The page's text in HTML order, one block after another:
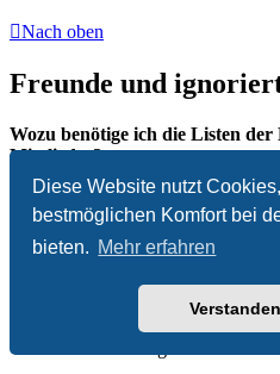
Diese Website nutzt
bestmöglichen Komfort bei
bieten. Mehr erfahren
Nach oben
Freunde und
Wozu benötige ich die Listen
Mitglieder?
Du kannst diese Listen
Boards zu verwalten.
hinzufügst, werden in
schnellen Zugriff aufgelistet.
Onlinestatus und kannst
senden. Abhängig von dem
Beiträge deiner Freunde
einen Benutzer ignorierst,